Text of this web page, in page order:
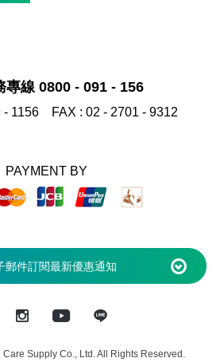
專線 0800 - 091 - 156
- 1156 FAX : 02 - 2701 - 9312
PAYMENT BY
Supply Co., Ltd. All Rights Reserved.